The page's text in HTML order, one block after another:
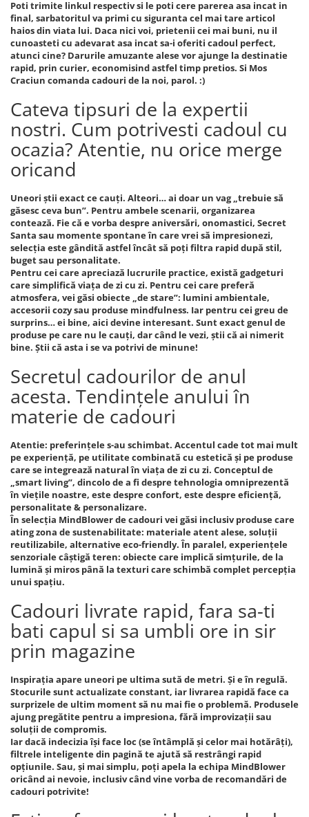
Poti trimite linkul respectiv si le poti cere parerea asa incat in
final, sarbatoritul va primi cu siguranta cel mai tare articol
haios din viata lui. Daca nici voi, prietenii cei mai buni, nu il
cunoasteti cu adevarat asa incat sa-i oferiti cadoul perfect,
atunci cine? Darurile amuzante alese vor ajunge la destinatie
rapid, prin curier, economisind astfel timp pretios. Si Mos
Craciun comanda cadouri de la noi, parol. :)
Cateva tipsuri de la expertii
nostri. Cum potrivesti cadoul cu
ocazia? Atentie, nu orice merge
oricand
Uneori știi exact ce cauți. Alteori… ai doar un vag „trebuie să
găsesc ceva bun”. Pentru ambele scenarii, organizarea
contează. Fie că e vorba despre aniversări, onomastici, Secret
Santa sau momente spontane în care vrei să impresionezi,
selecția este gândită astfel încât să poți filtra rapid după stil,
buget sau personalitate.
Pentru cei care apreciază lucrurile practice, există gadgeturi
care simplifică viața de zi cu zi. Pentru cei care preferă
atmosfera, vei găsi obiecte „de stare”: lumini ambientale,
accesorii cozy sau produse mindfulness. Iar pentru cei greu de
surprins… ei bine, aici devine interesant. Sunt exact genul de
produse pe care nu le cauți, dar când le vezi, știi că ai nimerit
bine. Știi că asta i se va potrivi de minune!
Secretul cadourilor de anul
acesta. Tendințele anului în
materie de cadouri
Atentie: preferințele s-au schimbat. Accentul cade tot mai mult
pe experiență, pe utilitate combinată cu estetică și pe produse
care se integrează natural în viața de zi cu zi. Conceptul de
„smart living”, dincolo de a fi despre tehnologia omniprezentă
în viețile noastre, este despre confort, este despre eficiență,
personalitate & personalizare.
În selecția MindBlower de cadouri vei găsi inclusiv produse care
ating zona de sustenabilitate: materiale atent alese, soluții
reutilizabile, alternative eco-friendly. În paralel, experiențele
senzoriale câștigă teren: obiecte care implică simțurile, de la
lumină și miros până la texturi care schimbă complet percepția
unui spațiu.
Cadouri livrate rapid, fara sa-ti
bati capul si sa umbli ore in sir
prin magazine
Inspirația apare uneori pe ultima sută de metri. Și e în regulă.
Stocurile sunt actualizate constant, iar livrarea rapidă face ca
surprizele de ultim moment să nu mai fie o problemă. Produsele
ajung pregătite pentru a impresiona, fără improvizații sau
soluții de compromis.
Iar dacă indecizia își face loc (se întâmplă și celor mai hotărâți),
filtrele inteligente din pagină te ajută să restrângi rapid
opțiunile. Sau, și mai simplu, poți apela la echipa MindBlower
oricând ai nevoie, inclusiv când vine vorba de recomandări de
cadouri potrivite!